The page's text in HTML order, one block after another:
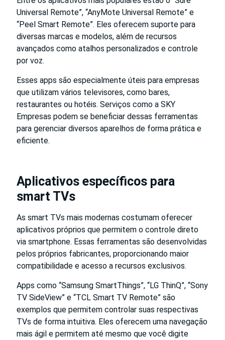
Universal Remote”, “AnyMote Universal Remote” e
“Peel Smart Remote”. Eles oferecem suporte para
diversas marcas e modelos, além de recursos
avançados como atalhos personalizados e controle
por voz.
Esses apps são especialmente úteis para empresas
que utilizam vários televisores, como bares,
restaurantes ou hotéis. Serviços como a SKY
Empresas podem se beneficiar dessas ferramentas
para gerenciar diversos aparelhos de forma prática e
eficiente.
Aplicativos específicos para
smart TVs
As smart TVs mais modernas costumam oferecer
aplicativos próprios que permitem o controle direto
via smartphone. Essas ferramentas são desenvolvidas
pelos próprios fabricantes, proporcionando maior
compatibilidade e acesso a recursos exclusivos.
Apps como “Samsung SmartThings”, “LG ThinQ”, “Sony
TV SideView” e “TCL Smart TV Remote” são
exemplos que permitem controlar suas respectivas
TVs de forma intuitiva. Eles oferecem uma navegação
mais ágil e permitem até mesmo que você digite